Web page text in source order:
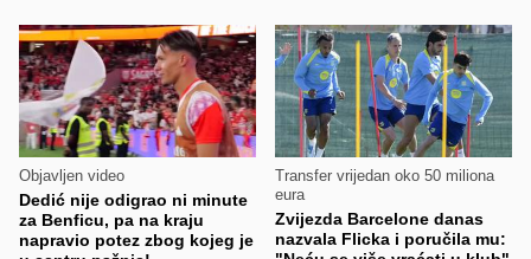
Objavljen video
Dedić nije odigrao ni minute
za Benficu, pa na kraju
napravio potez zbog kojeg je
Transfer vrijedan oko 50 miliona
eura
Zvijezda Barcelone danas
nazvala Flicka i poručila mu: